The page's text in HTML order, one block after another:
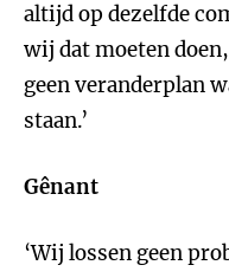
altijd op dezelfde
wij dat moeten
geen veranderplan
staan.’
Gênant
‘Wij lossen geen